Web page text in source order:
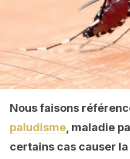
Nous faisons
paludisme , maladie
certains cas causer